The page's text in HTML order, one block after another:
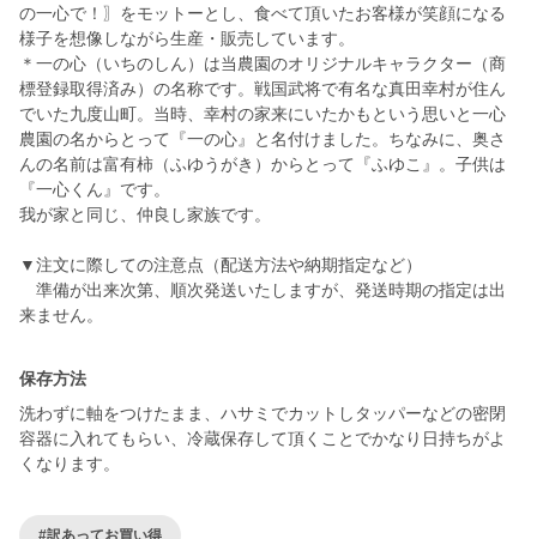
の一心で！〗をモットーとし、食べて頂いたお客様が笑顔になる
様子を想像しながら生産・販売しています。
＊一の心（いちのしん）は当農園のオリジナルキャラクター（商
標登録取得済み）の名称です。戦国武将で有名な真田幸村が住ん
でいた九度山町。当時、幸村の家来にいたかもという思いと一心
農園の名からとって『一の心』と名付けました。ちなみに、奥さ
んの名前は富有柿（ふゆうがき）からとって『ふゆこ』。子供は
『一心くん』です。
我が家と同じ、仲良し家族です。
▼注文に際しての注意点（配送方法や納期指定など）
準備が出来次第、順次発送いたしますが、発送時期の指定は出
保存方法
洗わずに軸をつけたまま、ハサミでカットしタッパーなどの密閉
容器に入れてもらい、冷蔵保存して頂くことでかなり日持ちがよ
くなります。
#訳あってお買い得